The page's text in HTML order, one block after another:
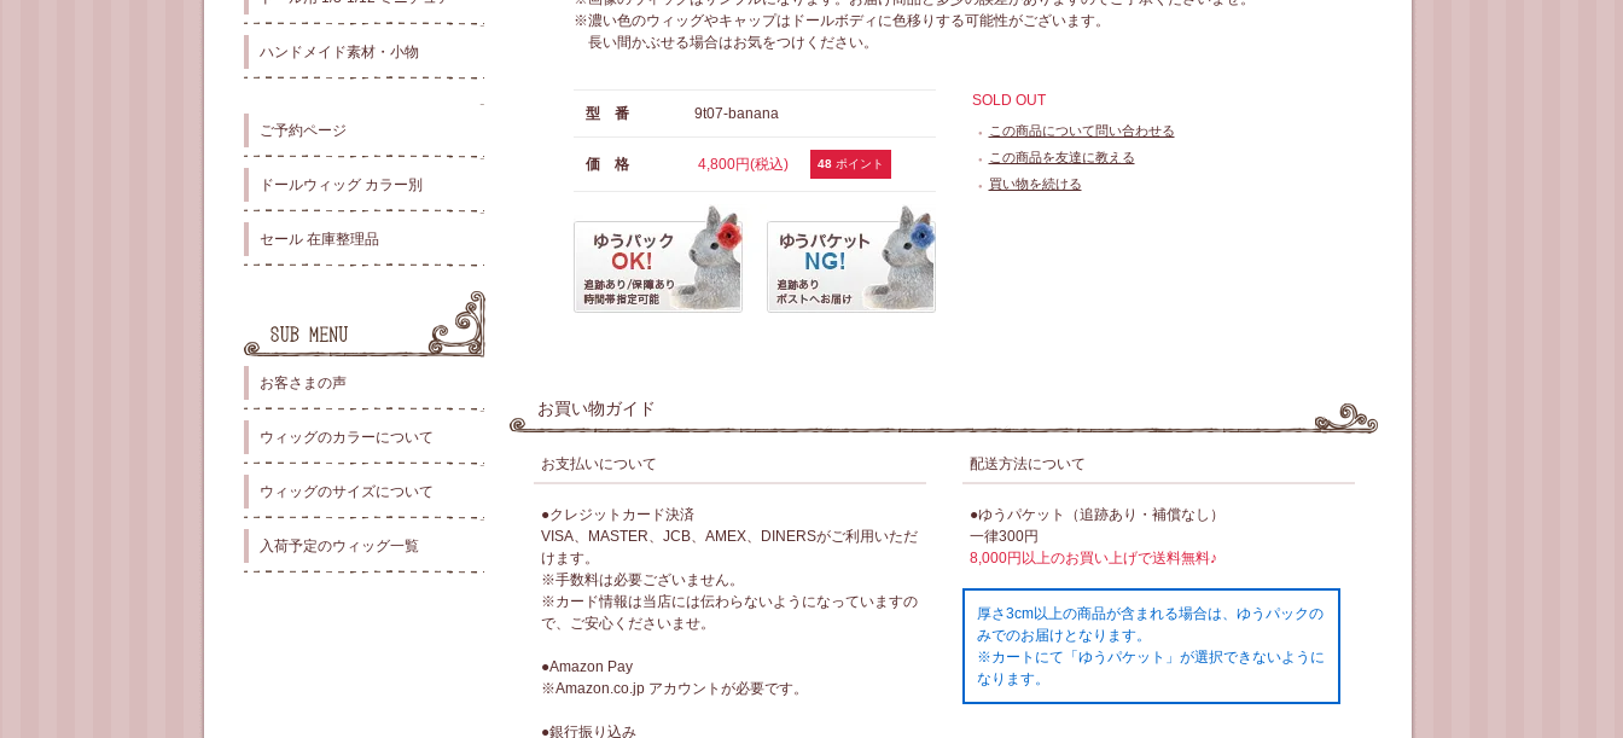
ハンドメイド素材・小物
ご予約ページ
ドールウィッグ カラー別
セール 在庫整理品
お客さまの声
ウィッグのカラーについて
ウィッグのサイズについて
入荷予定のウィッグ一覧
※濃い色のウィッグやキャップはドールボディに色移りする可能性がございます。
長い間かぶせる場合はお気をつけください。
型 番 9t07-banana
価 格 4,800円(税込) 48ポイント
SOLD OUT
● この商品について問い合わせる
● この商品を友達に教える
● 買い物を続ける
お買い物ガイド
お支払いについて
●クレジットカード決済
VISA、MASTER、JCB、AMEX、DINERSがご利用いただ
けます。
※手数料は必要ございません。
※カード情報は当店には伝わらないようになっていますの
で、ご安心くださいませ。
●Amazon Pay
※Amazon.co.jp アカウントが必要です。
●銀行振り込み
配送方法について
●ゆうパケット（追跡あり・補償なし）
一律300円
8,000円以上のお買い上げで送料無料♪
厚さ3cm以上の商品が含まれる場合は、ゆうパックの
みでのお届けとなります。
※カートにて「ゆうパケット」が選択できないように
なります。